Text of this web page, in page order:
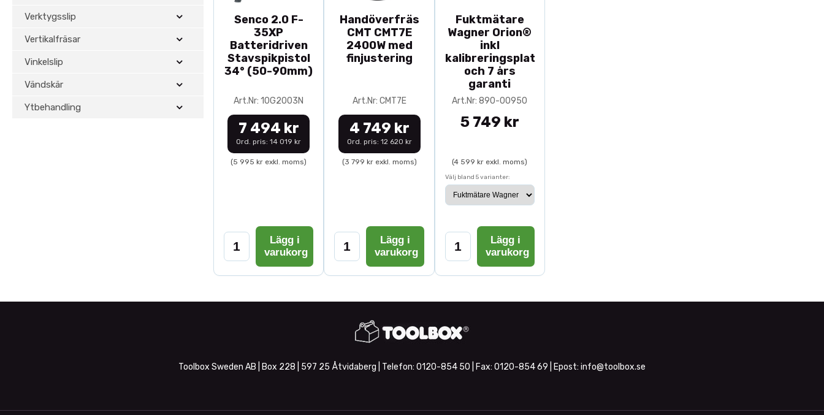
Verktygsslip
Vertikalfräsar
Vinkelslip
Vändskär
Ytbehandling
Senco 2.0 F-
35XP
Batteridriven
Stavspikpistol
34° (50-90mm)
Art.Nr: 10G2003N
7 494 kr
Ord. pris: 14 019 kr
(5 995 kr exkl. moms)
Lägg i
varukorg
Handöverfräs
CMT CMT7E
2400W med
finjustering
Art.Nr: CMT7E
4 749 kr
Ord. pris: 12 620 kr
(3 799 kr exkl. moms)
Lägg i
varukorg
Fuktmätare
Wagner Orion®
inkl
kalibreringsplatta
och 7 års
garanti
Art.Nr: 890-00950
5 749 kr
(4 599 kr exkl. moms)
Välj bland 5 varianter:
Lägg i
varukorg
Toolbox Sweden AB | Box 228 | 597 25 Åtvidaberg | Telefon: 0120-854 50 | Fax: 0120-854 69 | Epost: info@toolbox.se